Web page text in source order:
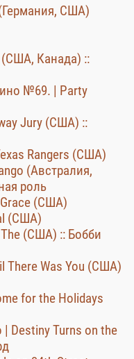
США)
(США, Канада) ::
№69. | Party
Jury (США) ::
Rangers (США)
(Австралия,
роль
Grace (США)
(США)
(США) :: Бобби
There Was You (США)
for the Holidays
Destiny Turns on the